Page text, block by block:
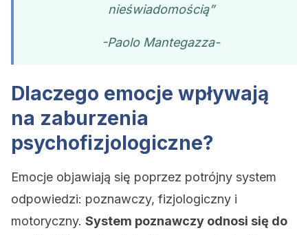
nieświadomością”
-Paolo Mantegazza-
Dlaczego emocje wpływają
na zaburzenia
psychofizjologiczne?
Emocje objawiają się poprzez potrójny system
odpowiedzi: poznawczy, fizjologiczny i
motoryczny. System poznawczy odnosi się do